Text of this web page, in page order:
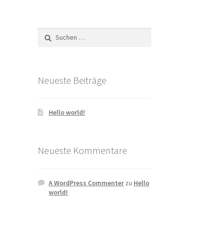
Suchen
nach:
Neueste Beiträge
Hello world!
Neueste Kommentare
A WordPress Commenterzu Hello
world!